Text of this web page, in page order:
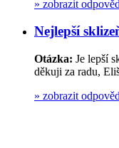
» zobrazit
Nejlepší
Otázka: Je lepší
děkuji za radu,
» zobrazit